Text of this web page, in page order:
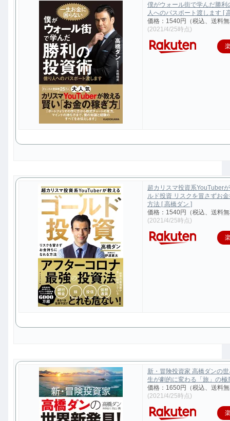
僕がウォール街で学んだ勝利
人へのパスポート渡します [
価格：1540円（税込、送料
(2021/4/25時点)
超カリスマ投資系YouTuber
ルド投資 リスクを冒さずお
方法 [ 高橋ダン ]
価格：1540円（税込、送料
(2021/4/25時点)
新・冒険投資家 高橋ダンの
生が劇的に変わる「旅」の極
価格：1650円（税込、送料
(2021/4/25時点)